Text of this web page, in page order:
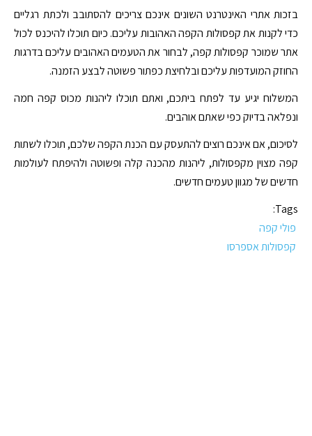
בזכות אתרי האינטרנט השונים אינכם צריכים להסתובב ולכתת רגליים
כדי לקנות את קפסולות הקפה האהובות עליכם. כיום תוכלו להיכנס לכול
אתר שמוכר קפסולות קפה, לבחור את הטעמים האהובים עליכם בדרגות
החוזק המועדפות עליכם ובלחיצת כפתור פשוטה לבצע הזמנה.
המשלוח יגיע עד לפתח ביתכם, ואתם תוכלו ליהנות מכוס קפה חמה
ונפלאה בדיוק כפי שאתם אוהבים.
לסיכום, אם אינכם רוצים להתעסק עם הכנת הקפה שלכם, תוכלו לשתות
קפה מצוין מקפסולות, ליהנות מהכנה קלה ופשוטה ולהיפתח לעולמות
חדשים של מגוון טעמים חדשים.
Tags:
פולי קפה
קפסולות אספרסו